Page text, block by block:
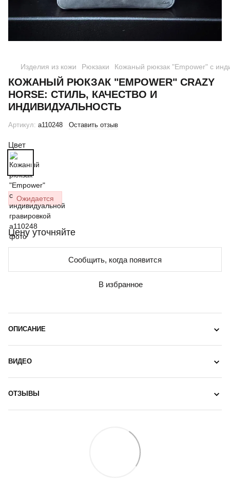
Изделия из кожи Рюкзаки Кожаный рюкзак "Empower" с
КОЖАНЫЙ РЮКЗАК "EMPOWER" CRAZY
HORSE: СТИЛЬ, КАЧЕСТВО И
ИНДИВИДУАЛЬНОСТЬ
Артикул: a110248 Оставить отзыв
Цвет
Ожидается
Цену уточняйте
Сообщить, когда появится
В избранное
ОПИСАНИЕ
ВИДЕО
ОТЗЫВЫ